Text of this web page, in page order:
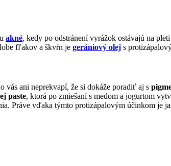
akné, kedy po odstránení vyrážok ostávajú na pleti
fľakov a škvŕn je gerániový olej s
vás ani neprekvapí, že si dokáže poradiť aj s
paste, ktorá po zmiešaní s medom a jogurtom
Práve vďaka týmto protizápalovým účinkom je